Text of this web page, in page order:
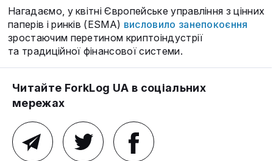
Нагадаємо, у квітні Європейське управління з цінних
паперів і ринків (ESMA) висловило занепокоєння
зростаючим перетином криптоіндустрії
та традиційної фінансової системи.
Читайте ForkLog UA в соціальних
мережах